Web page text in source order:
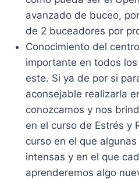
avanzado de buceo,
de 2 buceadores por
Conocimiento del
importante en todos
este. Si ya de por si
aconsejable realizarla
conozcamos y nos
en el curso de Estrés y
curso en el que
intensas y en el que
aprenderemos algo